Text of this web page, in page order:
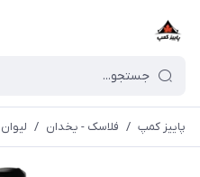
پاییز کمپ / فلاسک - یخدان /